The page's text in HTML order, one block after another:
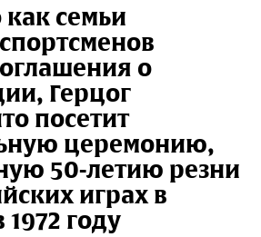
как семьи
о
Герцог
посетит
церемонию,
50-летию резни
играх в
году